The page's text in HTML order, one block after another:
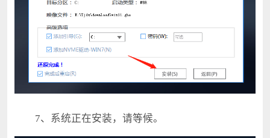
7、系统正在安装，请等候。